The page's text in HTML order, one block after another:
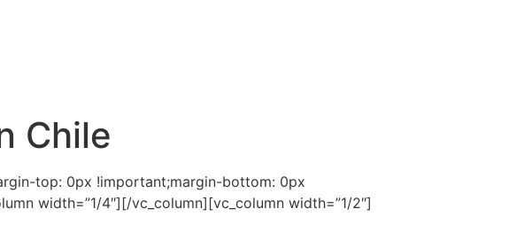
Chile
top: 0px !important;margin-bottom: 0px
width=”1/4″][/vc_column][vc_column width=”1/2″]